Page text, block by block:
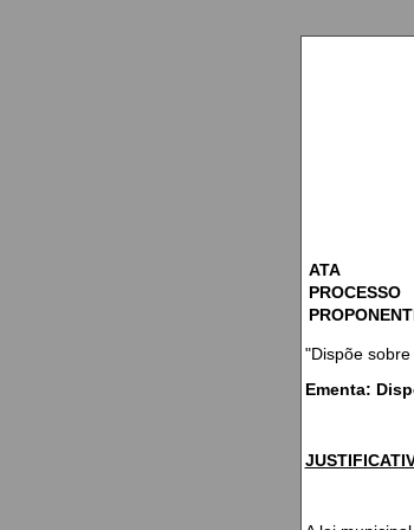
ATA
PROCESSO
"Dispõe
Ementa: